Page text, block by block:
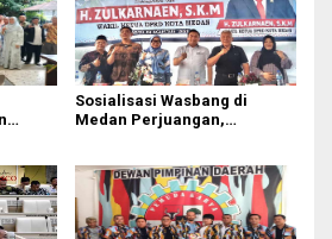
Sosialisasi Wasbang di
Medan Perjuangan,
Anak